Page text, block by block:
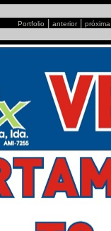
Portfolio anterior| próxima